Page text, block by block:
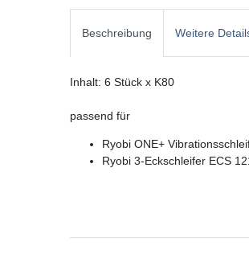
Beschreibung Weitere
Inhalt: 6 Stück x K80
passend für
Ryobi ONE+
Ryobi 3-Eckschleifer ECS